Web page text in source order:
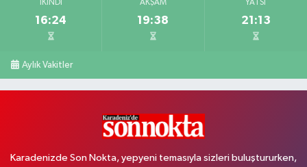
İKINDI
16:24
AKŞAM
19:38
YATSI
21:13
Aylık Vakitler
Karadenizde Son Nokta, yepyeni temasıyla sizleri buluştururken,